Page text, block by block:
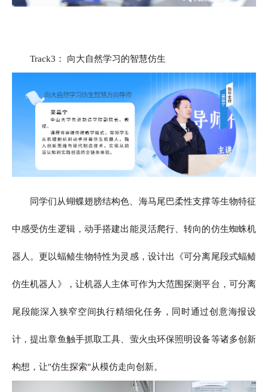
Track3： 向大自然学习的智慧仿生
同学们从蝴蝶翅膀结构色、海马尾巴柔性支撑等生物特征
中感受仿生逻辑，动手搭建出能灵活爬行、转向的仿生蜘蛛机
器人。更以蝠鲼生物特性为灵感，设计出《可分离尾段式蝠鲼
仿生机器人》，让机器人主体可作为大范围探测平台，可分离
尾段能深入狭窄空间执行精细化任务，同时通过创意海报设
计，提出章鱼触手抓取工具、萤火虫环保照明设备等诸多创新
构想，让"仿生探索"从模仿走向创新。